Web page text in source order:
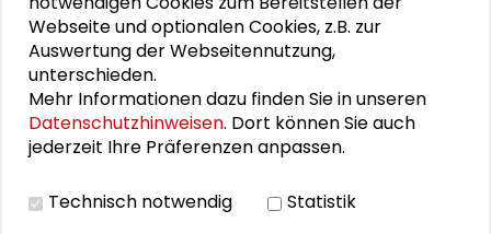
Gemeinschaften bauen. Veränderte
Gesellschaft – neue Wohnformen
Raus aus der Nische – rein in den Markt! Ein
„gemeinschaftliches Wohnen“
Webseite und optionalen Cookies, z.B. zur
Auswertung der Webseitennutzung,
unterschieden.
Mehr Informationen dazu finden Sie in unseren
Datenschutzhinweisen. Dort können Sie auch
jederzeit Ihre Präferenzen anpassen.
Technisch notwendig Statistik